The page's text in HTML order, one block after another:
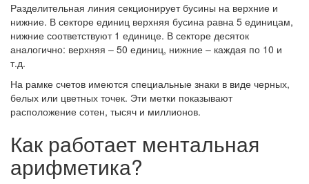
Разделительная линия секционирует бусины на верхние и
нижние. В секторе единиц верхняя бусина равна 5 единицам,
нижние соответствуют 1 единице. В секторе десяток
аналогично: верхняя – 50 единиц, нижние – каждая по 10 и
т.д.
На рамке счетов имеются специальные знаки в виде черных,
белых или цветных точек. Эти метки показывают
расположение сотен, тысяч и миллионов.
Как работает ментальная
арифметика?